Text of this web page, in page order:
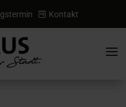
 Kontakt
a